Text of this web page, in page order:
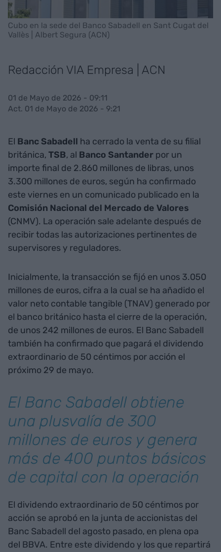
Cubo en la sede del Banco Sabadell en Sant Cugat del
Vallès | Albert Segura (ACN)
Redacción VIA Empresa | ACN
01 de Mayo de 2026 - 09:11
Act. 01 de Mayo de 2026 - 9:21
El Banc Sabadell ha cerrado la venta de su filial
británica, TSB, al Banco Santander por un
importe final de 2.860 millones de libras, unos
3.300 millones de euros, según ha confirmado
este viernes en un comunicado publicado en la
Comisión Nacional del Mercado de Valores
(CNMV). La operación sale adelante después de
recibir todas las autorizaciones pertinentes de
supervisores y reguladores.
Inicialmente, la transacción se fijó en unos 3.050
millones de euros, cifra a la cual se ha añadido el
valor neto contable tangible (TNAV) generado por
el banco británico hasta el cierre de la operación,
de unos 242 millones de euros. El Banc Sabadell
también ha confirmado que pagará el dividendo
extraordinario de 50 céntimos por acción el
próximo 29 de mayo.
El Banc Sabadell obtiene
una plusvalía de 300
millones de euros y genera
más de 400 puntos básicos
de capital con la operación
El dividendo extraordinario de 50 céntimos por
acción se aprobó en la junta de accionistas del
Banc Sabadell del agosto pasado, en plena opa
del BBVA. Entre este dividendo y los que repartirá